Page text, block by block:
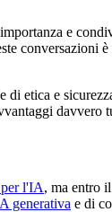
e
conversazioni
di etica e
davvero
l'IA, ma entro
generativa e di